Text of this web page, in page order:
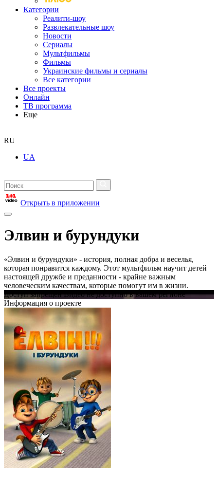
Категории
Реалити-шоу
Развлекательные шоу
Новости
Сериалы
Мультфильмы
Фильмы
Украинские фильмы и сериалы
Все категории
Все проекты
Онлайн
ТВ программа
Еще
RU
UA
Открыть в приложении
Элвин и бурундуки
«Элвин и бурундуки» - история, полная добра и веселья,
которая понравится каждому. Этот мультфильм научит детей
настоящей дружбе и преданности - крайне важным
человеческим качествам, которые помогут им в жизни.
Доступ запрещен Видео не доступно в вашем регионе
Информация о проекте